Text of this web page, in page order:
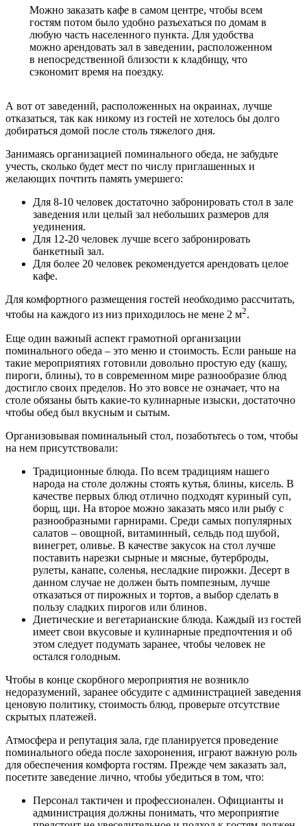
Можно заказать кафе в самом центре, чтобы всем
гостям потом было удобно разъехаться по домам в
любую часть населенного пункта. Для удобства
можно арендовать зал в заведении, расположенном
в непосредственной близости к кладбищу, что
сэкономит время на поездку.
А вот от заведений, расположенных на окраинах, лучше
отказаться, так как никому из гостей не хотелось бы долго
добираться домой после столь тяжелого дня.
Занимаясь организацией поминального обеда, не забудьте
учесть, сколько будет мест по числу приглашенных и
желающих почтить память умершего:
Для 8-10 человек достаточно забронировать стол в зале
заведения или целый зал небольших размеров для
уединения.
Для 12-20 человек лучше всего забронировать
банкетный зал.
Для более 20 человек рекомендуется арендовать целое
кафе.
Для комфортного размещения гостей необходимо рассчитать,
чтобы на каждого из низ приходилось не мене 2 м2.
Еще один важный аспект грамотной организации
поминального обеда – это меню и стоимость. Если раньше на
такие мероприятиях готовили довольно простую еду (кашу,
пироги, блины), то в современном мире разнообразие блюд
достигло своих пределов. Но это вовсе не означает, что на
столе обязаны быть какие-то кулинарные изыски, достаточно
чтобы обед был вкусным и сытым.
Организовывая поминальный стол, позаботьтесь о том, чтобы
на нем присутствовали:
Традиционные блюда. По всем традициям нашего
народа на столе должны стоять кутья, блины, кисель. В
качестве первых блюд отлично подходят куриный суп,
борщ, щи. На второе можно заказать мясо или рыбу с
разнообразными гарнирами. Среди самых популярных
салатов – овощной, витаминный, сельдь под шубой,
винегрет, оливье. В качестве закусок на стол лучше
поставить нарезки сырные и мясные, бутерброды,
рулеты, канапе, соленья, несладкие пирожки. Десерт в
данном случае не должен быть помпезным, лучше
отказаться от пирожных и тортов, а выбор сделать в
пользу сладких пирогов или блинов.
Диетические и вегетарианские блюда. Каждый из гостей
имеет свои вкусовые и кулинарные предпочтения и об
этом следует подумать заранее, чтобы человек не
остался голодным.
Чтобы в конце скорбного мероприятия не возникло
недоразумений, заранее обсудите с администрацией заведения
ценовую политику, стоимость блюд, проверьте отсутствие
скрытых платежей.
Атмосфера и репутация зала, где планируется проведение
поминального обеда после захоронения, играют важную роль
для обеспечения комфорта гостям. Прежде чем заказать зал,
посетите заведение лично, чтобы убедиться в том, что:
Персонал тактичен и профессионален. Официанты и
администрация должны понимать, что мероприятие